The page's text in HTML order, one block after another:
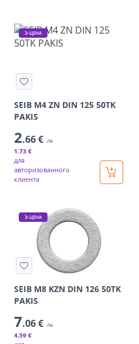
Э-ЦЕНА
SEIB M4 ZN DIN 125 50TK
PAKIS
2.66 € /tk
1.73 €
для
авторизованного
клиента
Э-ЦЕНА
SEIB M8 KZN DIN 126 50TK
PAKIS
7.06 € /tk
4.59 €